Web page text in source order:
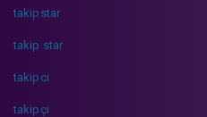
takipstar
takip star
takipci
takipçi